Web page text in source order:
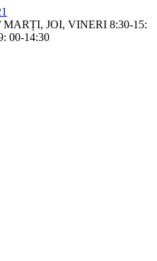
JOI, VINERI 8:30-15:
00-14:30